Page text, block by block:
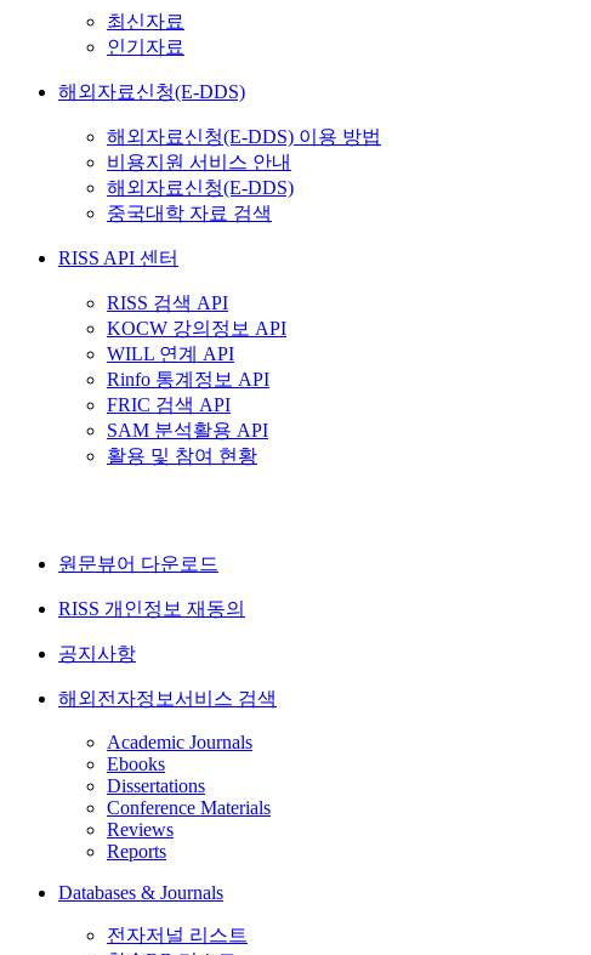
최신자료
인기자료
해외자료신청(E-DDS)
해외자료신청(E-DDS) 이용 방법
비용지원 서비스 안내
해외자료신청(E-DDS)
중국대학 자료 검색
RISS API 센터
RISS 검색 API
KOCW 강의정보 API
WILL 연계 API
Rinfo 통계정보 API
FRIC 검색 API
SAM 분석활용 API
활용 및 참여 현황
원문뷰어 다운로드
RISS 개인정보 재동의
공지사항
해외전자정보서비스 검색
Academic Journals
Ebooks
Dissertations
Conference Materials
Reviews
Reports
Databases & Journals
전자저널 리스트